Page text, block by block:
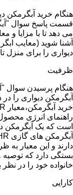
هنگام خرید آبگرمکن
قسمت پاسخ سوال
می دهد تا با مزایا و
آشنا شوید (معایب
دیواری را برای منزل
ظرفیت
هنگام پرسیدن سوال
آبگرمکن دیواری را
راهنمای انرژی
است که یک آبگرمکن
دارند و این معیار به
خانواده خود را در نظر
کارایی